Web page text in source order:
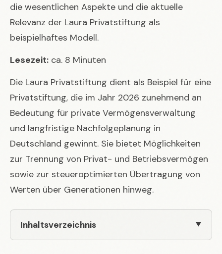
die wesentlichen Aspekte und die aktuelle
Relevanz der Laura Privatstiftung als
beispielhaftes Modell.
Lesezeit: ca. 8 Minuten
Die Laura Privatstiftung dient als Beispiel für eine
Privatstiftung, die im Jahr 2026 zunehmend an
Bedeutung für private Vermögensverwaltung
und langfristige Nachfolgeplanung in
Deutschland gewinnt. Sie bietet Möglichkeiten
zur Trennung von Privat- und Betriebsvermögen
sowie zur steueroptimierten Übertragung von
Werten über Generationen hinweg.
Inhaltsverzeichnis